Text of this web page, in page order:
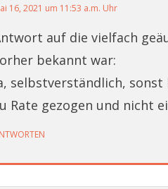
16, 2021 um 11:53 a.m. Uhr
auf die vielfach
bekannt war:
selbstverständlich,
Rate gezogen und nicht